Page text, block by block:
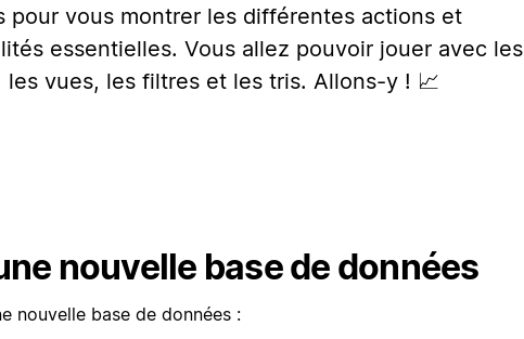
pour vous montrer les différentes actions et
essentielles. Vous allez pouvoir jouer avec les
les vues, les filtres et les tris. Allons-y ! 📈
nouvelle base de données
nouvelle base de données :